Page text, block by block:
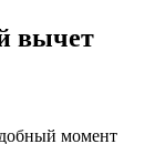
вычет
момент